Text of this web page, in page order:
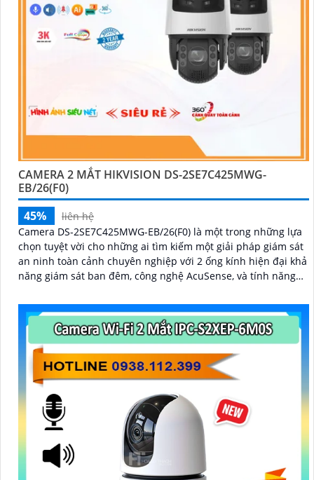
CAMERA 2 MẮT HIKVISION DS-2SE7C425MWG-
EB/26(F0)
45%
liên hệ
Camera DS-2SE7C425MWG-EB/26(F0) là một trong những lựa
chọn tuyệt vời cho những ai tìm kiếm một giải pháp giám sát
an ninh toàn cảnh chuyên nghiệp với 2 ống kính hiện đại khả
năng giám sát ban đêm, công nghệ AcuSense, và tính năng